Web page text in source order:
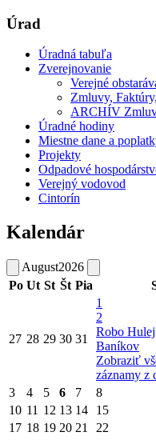
Úrad
Úradná tabuľa
Zverejnovanie
Verejné
Zmluvy,
ARCHÍV
Úradné hodiny
Miestne dane a
Projekty
Odpadové
Verejný vodovod
Cintorín
Kalendár
August2026
Po Ut St Št Pia
27 28 29 30 31
1
2
Robo Hulej
Baníkov
Zobraziť
záznamy z
3
4 5 6 7 8
10 11 12 13 14 15
17 18 19 20 21 22